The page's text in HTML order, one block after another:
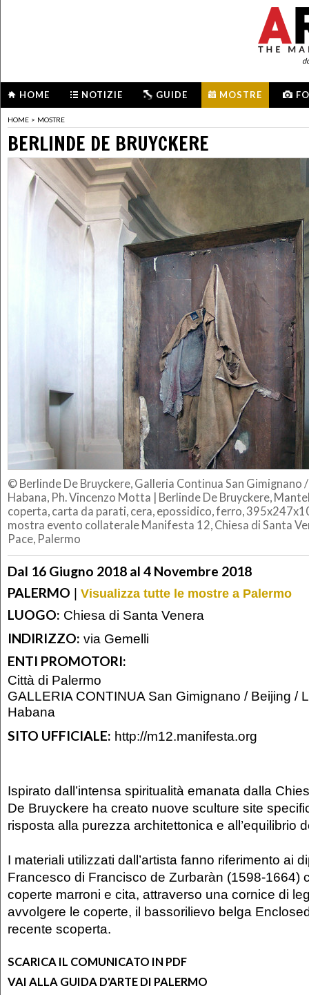
HOME NOTIZIE GUIDE MOSTRE
HOME > MOSTRE
BERLINDE DE BRUYCKERE
© Berlinde De Bruyckere, Galleria Continua San Gimignano
Habana, Ph. Vincenzo Motta
Berlinde De Bruyckere,
coperta, carta da parati, cera, epossidico, ferro,
mostra evento collaterale Manifesta 12, Chiesa di Santa
Pace, Palermo
Dal 16 Giugno 2018 al 4 Novembre 2018
PALERMO | Visualizza tutte le mostre a Palermo
LUOGO: Chiesa di Santa Venera
INDIRIZZO: via Gemelli
ENTI PROMOTORI:
Città di Palermo
GALLERIA CONTINUA San Gimignano / Beijing /
Habana
SITO UFFICIALE: http://m12.manifesta.org
Ispirato dall’intensa spiritualità emanata dalla
De Bruyckere ha creato nuove sculture site
risposta alla purezza architettonica e all’equilibrio
I materiali utilizzati dall’artista fanno riferimento ai
Francesco di Francisco de Zurbaràn (1598-1664)
coperte marroni e cita, attraverso una cornice di
avvolgere le coperte, il bassorilievo belga
recente scoperta.
SCARICA IL COMUNICATO IN PDF
VAI ALLA GUIDA D'ARTE DI PALERMO